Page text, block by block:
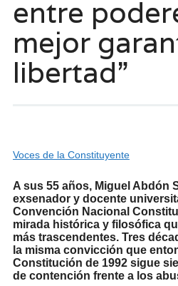
entre
mejor
libertad”
Voces de la Constituyente
A sus 55 años, Miguel Abdón
exsenador y docente
Convención Nacional
mirada histórica y filosófica
más trascendentes. Tres
la misma convicción que
Constitución de 1992 sigue
de contención frente a los